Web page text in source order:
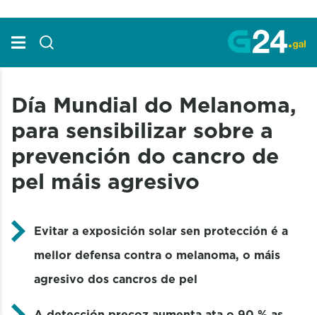
Día Mundial do Melanoma,
para sensibilizar sobre a
prevención do cancro de
pel máis agresivo
Evitar a exposición solar sen protección é a
mellor defensa contra o melanoma, o máis
agresivo dos cancros de pel